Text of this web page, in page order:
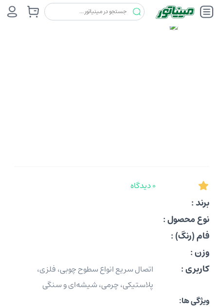
0 دیدگاه
برند :
نوع محصول :
فام (رنگ) :
وزن :
کاربری :
اتصال سریع انواع سطوح چوبی، فلزی،
پلاستیکی، چرمی، شیشه‌ای و سنگی
ویژگی ها: